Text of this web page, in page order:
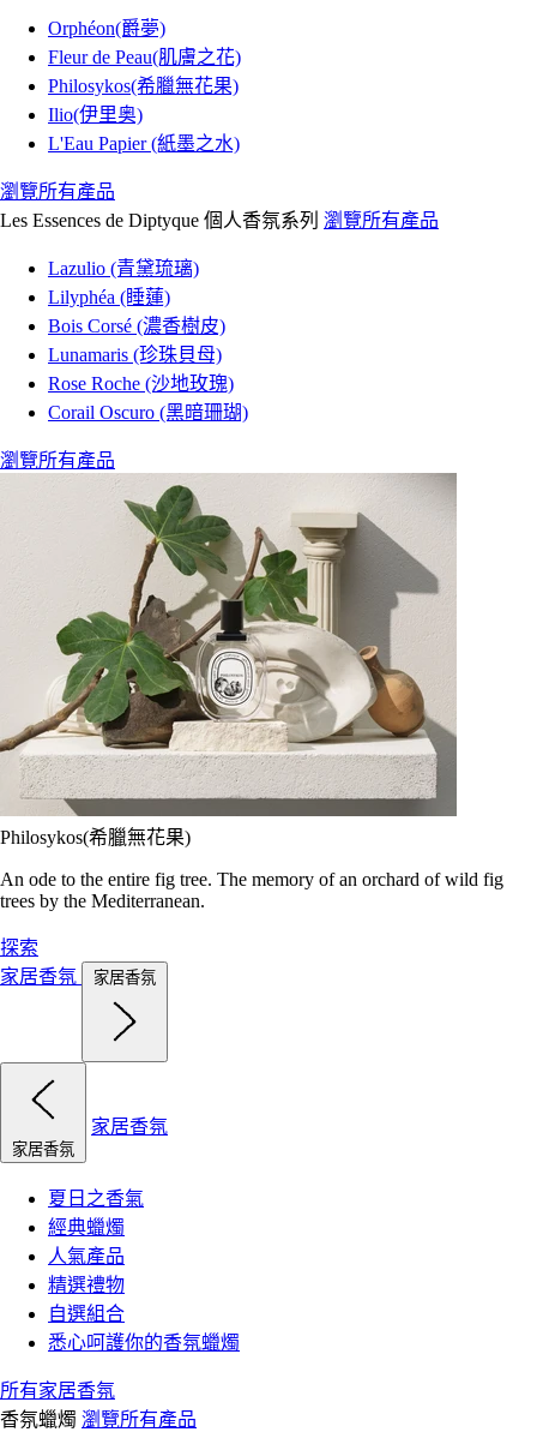
Orphéon(爵夢)
Fleur de Peau(肌膚之花)
Philosykos(希臘無花果)
Ilio(伊里奥)
L'Eau Papier (紙墨之水)
瀏覽所有產品
Les Essences de Diptyque 個人香氛系列 瀏覽所有產品
Lazulio (青黛琉璃)
Lilyphéa (睡蓮)
Bois Corsé (濃香樹皮)
Lunamaris (珍珠貝母)
Rose Roche (沙地玫瑰)
Corail Oscuro (黑暗珊瑚)
瀏覽所有產品
Philosykos(希臘無花果)
An ode to the entire fig tree. The memory of an orchard of wild fig
trees by the Mediterranean.
探索
家居香氛
家居香氛
家居香氛
家居香氛
夏日之香氣
經典蠟燭
人氣產品
精選禮物
自選組合
悉心呵護你的香氛蠟燭
所有家居香氛
香氛蠟燭 瀏覽所有產品